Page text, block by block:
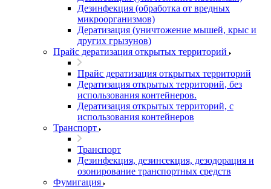
Дезинфекция (обработка от вредных
микроорганизмов)
Дератизация (уничтожение мышей, крыс и
других грызунов)
Прайс дератизация открытых территорий
Прайс дератизация открытых территорий
Дератизация открытых территорий, без
использования контейнеров.
Дератизация открытых территорий, с
использования контейнеров
Транспорт
Транспорт
Дезинфекция, дезинсекция, дезодорация и
озонирование транспортных средств
Фумигация